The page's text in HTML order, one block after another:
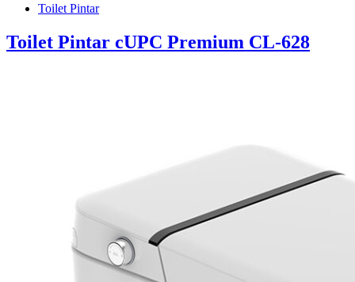
Toilet Pintar
Toilet Pintar cUPC Premium CL-628